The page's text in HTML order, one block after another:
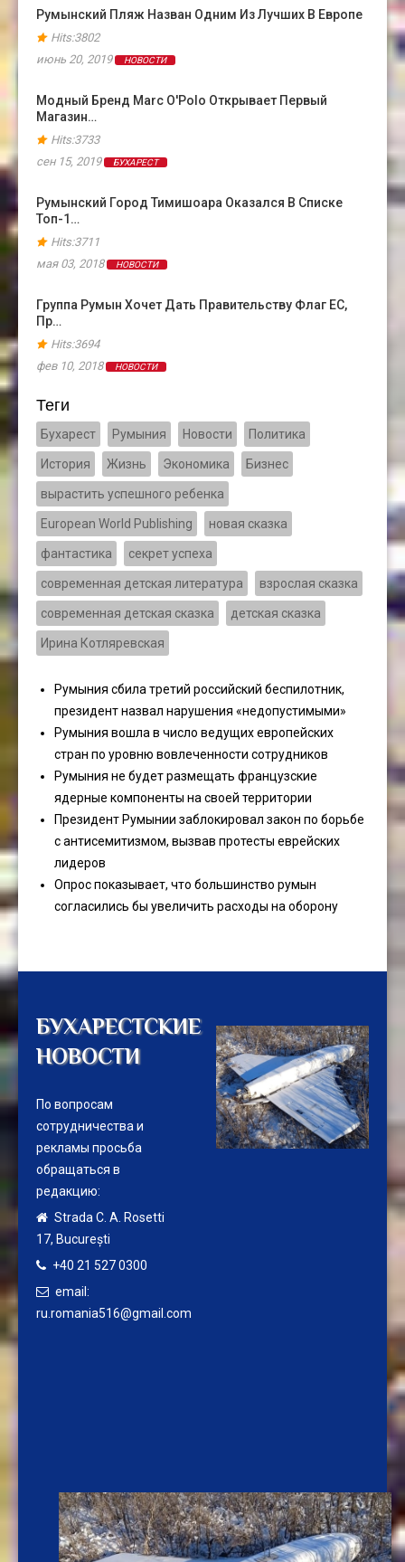
Румынский Пляж Назван Одним Из Лучших В Европе
Hits:3802
июнь 20, 2019
НОВОСТИ
Модный Бренд Marc O'Polo Открывает Первый
Магазин…
Hits:3733
сен 15, 2019
БУХАРЕСТ
Румынский Город Тимишоара Оказался В Cписке
Топ-1…
Hits:3711
мая 03, 2018
НОВОСТИ
Группа Румын Хочет Дать Правительству Флаг ЕС,
Пр…
Hits:3694
фев 10, 2018
НОВОСТИ
Теги
Бухарест Румыния Новости Политика
История Жизнь Экономика Бизнес
вырастить успешного ребенка
European World Publishing новая сказка
фантастика секрет успеха
современная детская литература взрослая сказка
современная детская сказка детская сказка
Ирина Котляревская
Румыния сбила третий российский беспилотник,
президент назвал нарушения «недопустимыми»
Румыния вошла в число ведущих европейских
стран по уровню вовлеченности сотрудников
Румыния не будет размещать французские
ядерные компоненты на своей территории
Президент Румынии заблокировал закон по борьбе
с антисемитизмом, вызвав протесты еврейских
лидеров
Опрос показывает, что большинство румын
согласились бы увеличить расходы на оборону
БУХАРЕСТСКИЕ
НОВОСТИ
По вопросам
сотрудничества и
рекламы просьба
обращаться в
редакцию:
Strada C. A. Rosetti
17, București
+40 21 527 0300
email:
ru.romania516@gmail.com